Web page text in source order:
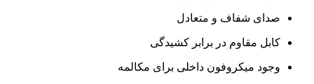
صدای شفاف و متعادل
کابل مقاوم در برابر کشیدگی
وجود میکروفون داخلی برای مکالمه